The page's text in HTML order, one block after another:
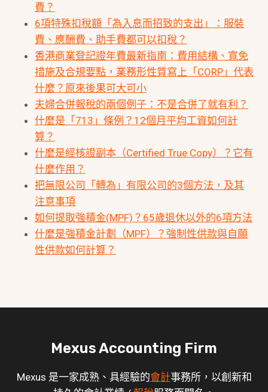
費？
6項特殊扣稅額「為入息而招致的支出」：服裝
費、應酬費、助手費都可以扣稅？
香港商業登記證年費最新指南：費用結構、寬免
措施及合規要點，業務形性質寫上「CORP」代表
什麼？原來後果可大可小
夫婦合併報稅的兩個例子：不是合併了就有利？
什麼是「713」條例？12個月平均工資如何計
算？
什麼是經核證副本（Certified True Copy）？它有
什麼作用？
把無限公司「轉為」有限公司的3個方法，及其
注意事項
如何提取強積金(MPF)？65歲退休以外的6項方法
什麼是強積金計劃（MPF）？強制性供款與自願
性供款如何計算？
Mexus Accounting Firm
Mexus 是一家成熟、具經驗的會計事務所，以創新和